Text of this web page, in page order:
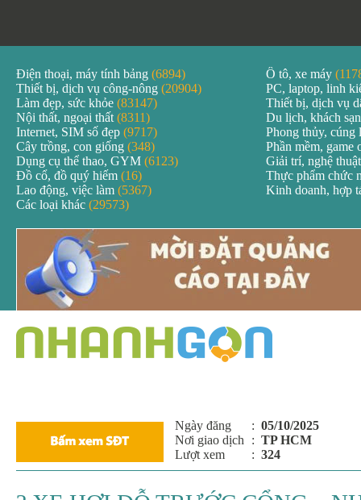
Điện thoại, máy tính bảng (6894) Ô tô, xe máy
Thiết bị, dịch vụ công-nông (20904)
PC, laptop, linh
Làm đẹp, sức khỏe (83147)
Thiết bị, dịch vụ
Nội thất, ngoại thất (8311)
Du lịch, khách
Internet, SIM số đẹp (9717)
Phong thủy, cúng
Cây trồng, con giống (348)
Phần mềm, game
Dụng cụ thể thao, GYM (6123)
Giải trí, nghệ
Đồ cổ, đồ quý hiếm (16)
Thực phẩm chức
Lao động, việc làm (5367)
Kinh doanh, hợp
Các loại khác (29573)
Ngày đăng : 05/10/2025
Nơi giao dịch : TP HCM
Lượt xem
: 324